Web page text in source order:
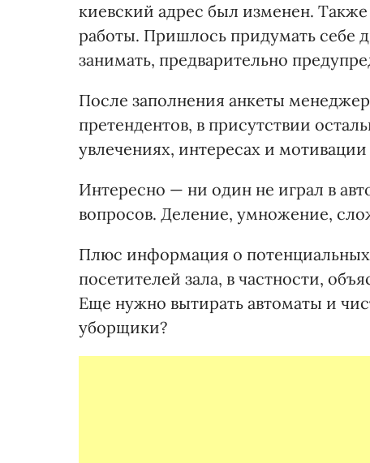
киевский адрес был изменен.
работы. Пришлось придумать себе
занимать, предварительно
После заполнения анкеты
претендентов, в присутствии
увлечениях, интересах и
Интересно — ни один не играл в
вопросов. Деление, умножение,
Плюс информация о
посетителей зала, в частности,
Еще нужно вытирать автоматы и
уборщики?